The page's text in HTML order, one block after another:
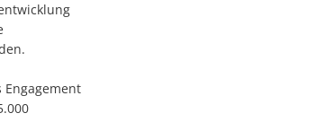
Engagement